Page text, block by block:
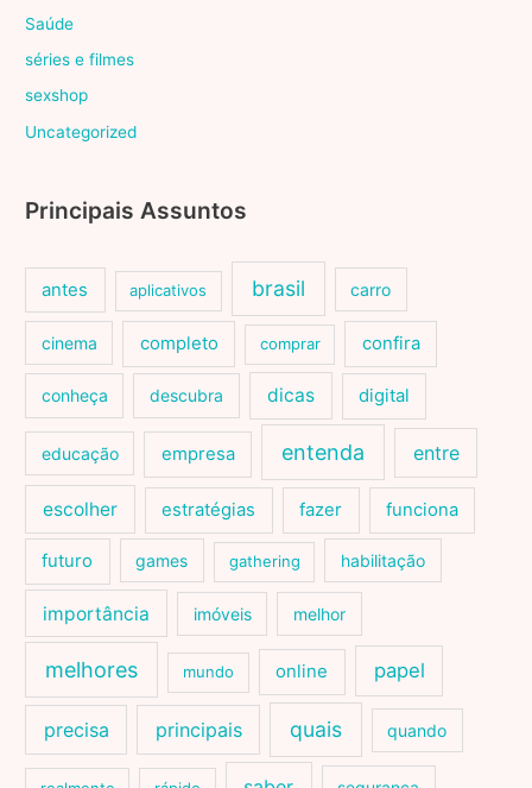
Saúde
séries e filmes
sexshop
Uncategorized
Principais Assuntos
antes aplicativos brasil carro
cinema completo comprar confira
conheça descubra dicas digital
educação empresa entenda entre
escolher estratégias fazer funciona
futuro games gathering habilitação
importância imóveis melhor
melhores mundo online papel
precisa principais quais quando